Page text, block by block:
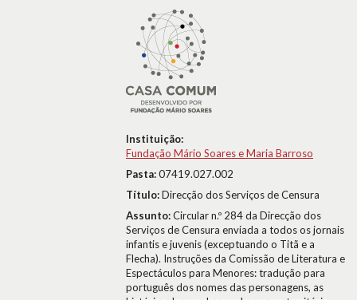
Instituição:
Fundação Mário Soares e Maria Barroso
Pasta:07419.027.002
Título:Direcção dos Serviços de Censura
Assunto:Circular n.º 284 da Direcção dos
Serviços de Censura enviada a todos os jornais
infantis e juvenis (exceptuando o Titã e a
Flecha). Instruções da Comissão de Literatura e
Espectáculos para Menores: tradução para
português dos nomes das personagens, as